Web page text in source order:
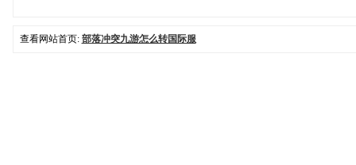
查看网站首页: 部落冲突九游怎么转国际服